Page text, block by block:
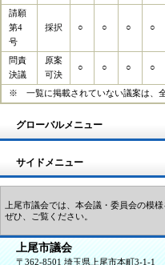
請願
第4
号
採択 ○ ○ ○ ○
問責
決議
原案
可決
○ ○ ○ ○
※ 一覧に掲載されていない議案は
グローバルメニュー
サイドメニュー
上尾市議会では、本会議・委員会の模
ぜひ、ご覧ください。
上尾市議会
〒362-8501 埼玉県上尾市本町3-1-1